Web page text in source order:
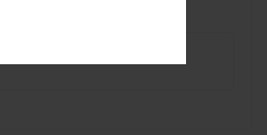
Диаметр 10 мм.